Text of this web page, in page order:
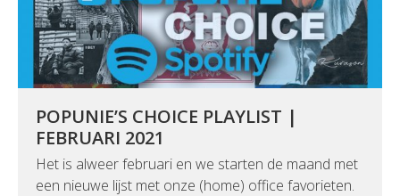
POPUNIE’S CHOICE PLAYLIST |
FEBRUARI 2021
Het is alweer februari en we starten de maand met
een nieuwe lijst met onze (home) office favorieten.